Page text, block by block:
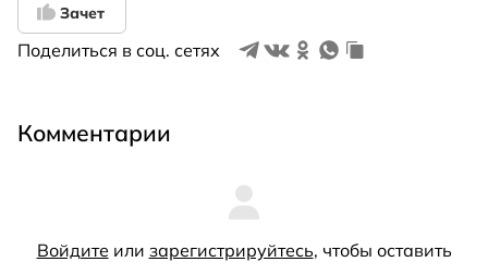
Зачет
Поделиться в соц. сетях
Комментарии
Войдите или зарегистрируйтесь, чтобы оставить